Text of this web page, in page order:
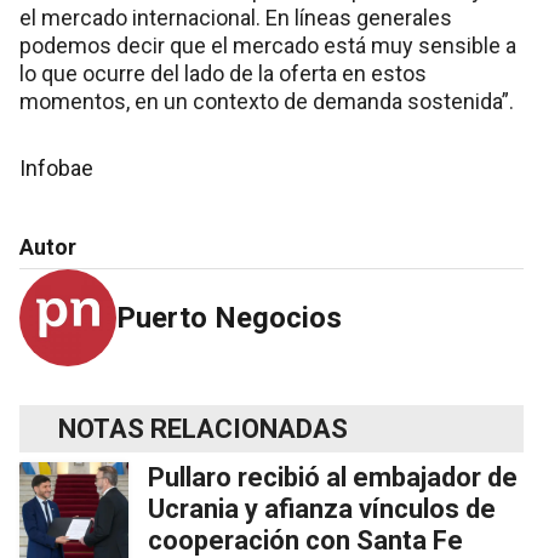
el mercado internacional. En líneas generales
podemos decir que el mercado está muy sensible a
lo que ocurre del lado de la oferta en estos
momentos, en un contexto de demanda sostenida”.
Infobae
Autor
Puerto Negocios
NOTAS RELACIONADAS
Pullaro recibió al embajador de
Ucrania y afianza vínculos de
cooperación con Santa Fe